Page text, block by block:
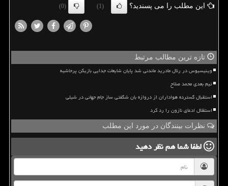
این مطلب را می پسندید؟ (1)
(0)
تازه ترین مطالب مرتبط
وینیسیوس در رئال مادرید ماندنی شد پایان شایعات جدایی بازیکن پرحاشیه
تیم بعدی محمد صلاح
استقبال گسترده هواداران از دروازه بان شگفتی ساز جام جهانی در شیلی
استقلال ادعای نازون را رد کرد
نظرات بینندگان در مورد این مطلب
لطفا شما همنظر دهید